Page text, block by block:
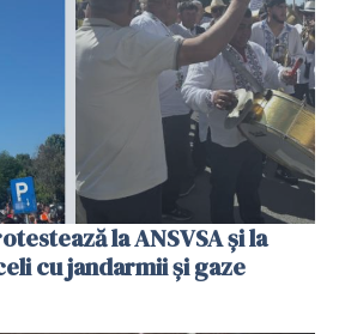
la ANSVSA și la
cu jandarmii și gaze